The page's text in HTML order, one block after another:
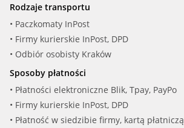
Rodzaje transportu
• Paczkomaty InPost
• Firmy kurierskie InPost, DPD
• Odbiór osobisty Kraków
Sposoby płatności
• Płatności elektroniczne Blik, Tpay, PayPo
• Firmy kurierskie InPost, DPD
• Płatność w siedzibie firmy, kartą płatniczą